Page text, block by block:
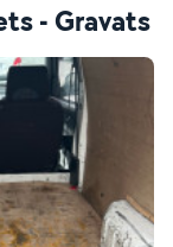
- Gravats